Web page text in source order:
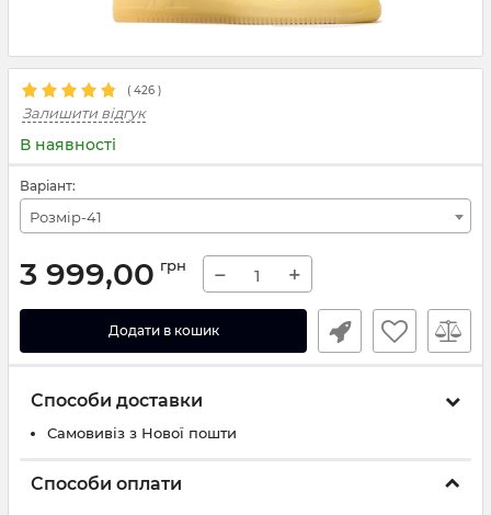
( 426 )
Залишити відгук
В наявності
Варіант:
Розмір-41
3 999,00 грн − +
Додати в кошик
Способи доставки
Самовивіз з Нової пошти
Способи оплати